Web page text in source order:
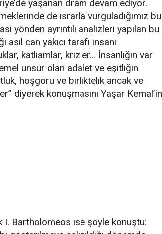
yaşanan dram devam ediyor.
de ısrarla vurguladığımız bu
yönden ayrıntılı analizleri yapılan bu
asıl can yakıcı tarafı insani
katliamlar, krizler… İnsanlığın var
unsur olan adalet ve eşitliğin
hoşgörü ve birliktelik ancak ve
diyerek konuşmasını Yaşar Kemal’in
I. Bartholomeos ise şöyle konuştu: